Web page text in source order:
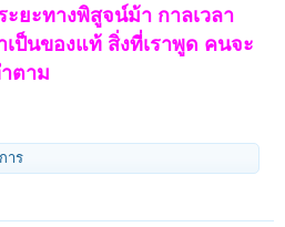
ยะทางพิสูจน์ม้า กาลเวลา
ป็นของแท้ สิ่งที่เราพูด คนจะ
ตาม
าร